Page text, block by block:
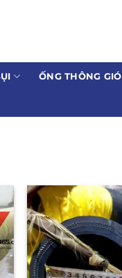
ỐNG THÔNG GIÓ